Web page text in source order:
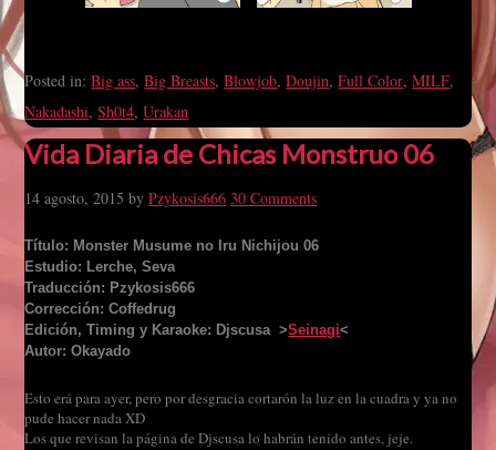
Posted in:Big ass,Big Breasts,Blowjob,Doujin,Full Color,MILF,
Nakadashi,Sh0t4,Urakan
Vida Diaria de Chicas Monstruo 06
14 agosto, 2015 byPzykosis666 30 Comments
Título: Monster Musume no Iru Nichijou 06
Estudio: Lerche, Seva
Traducción: Pzykosis666
Corrección: Coffedrug
Edición, Timing y Karaoke: Djscusa >Seinagi<
Autor: Okayado
Esto erá para ayer, pero por desgracia cortarón la luz en la cuadra y ya no
pude hacer nada XD
Los que revisan la página de Djscusa lo habrán tenido antes, jeje.